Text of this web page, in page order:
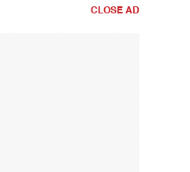
CLOSE AD